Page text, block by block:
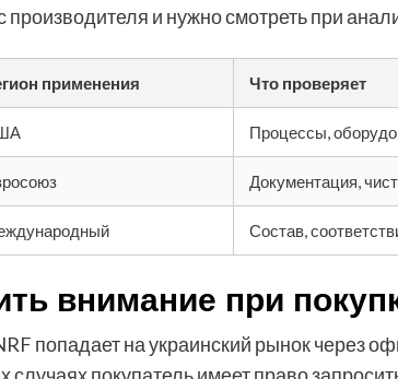
и нужно смотреть при
применения Что проверяет
Процессы,
Документация,
Состав,
внимание при
попадает на украинский рынок через